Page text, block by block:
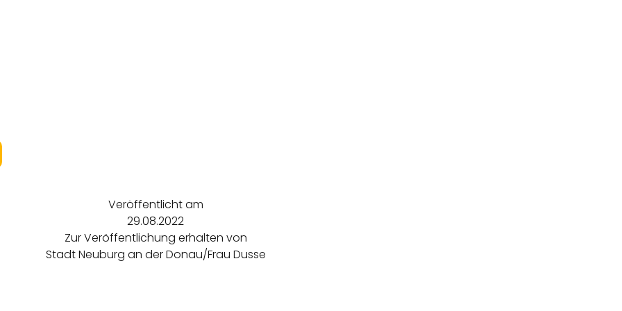
Veröffentlicht am
29.08.2022
Zur Veröffentlichung erhalten von
Stadt Neuburg an der Donau/Frau Dusse